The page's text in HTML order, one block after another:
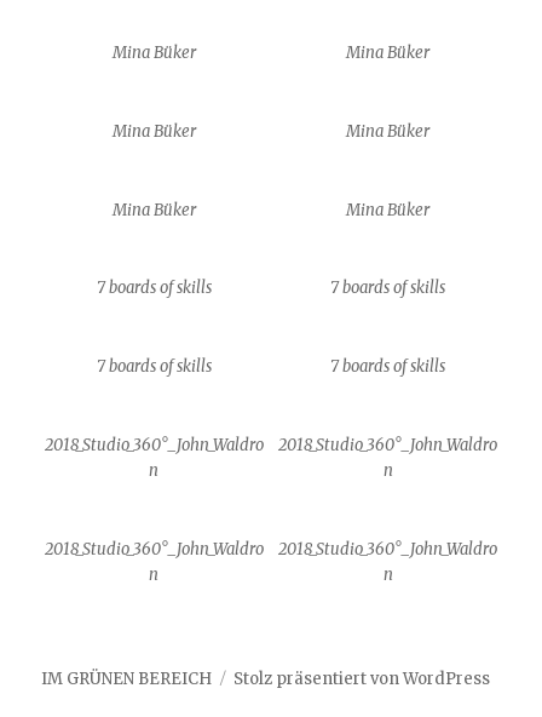
Mina Büker Mina Büker
Mina Büker Mina Büker
Mina Büker Mina Büker
7 boards of skills 7 boards of skills
7 boards of skills 7 boards of skills
2018_Studio_360°_John_Waldro
n
2018_Studio_360°_John_Waldro
n
2018_Studio_360°_John_Waldro
n
2018_Studio_360°_John_Waldro
n
IM GRÜNEN BEREICH Stolz präsentiert von WordPress